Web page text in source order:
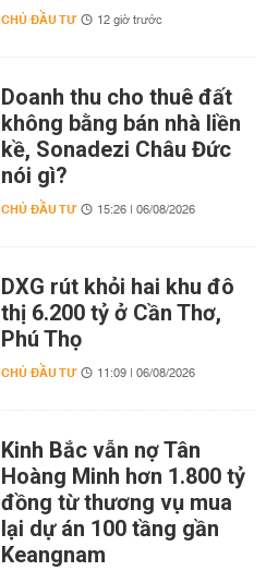
CHỦ ĐẦU TƯ 12 giờ trước
Doanh thu cho thuê đất
không bằng bán nhà liền
kề, Sonadezi Châu Đức
nói gì?
CHỦ ĐẦU TƯ 15:26 | 06/08/2026
DXG rút khỏi hai khu đô
thị 6.200 tỷ ở Cần Thơ,
Phú Thọ
CHỦ ĐẦU TƯ 11:09 | 06/08/2026
Kinh Bắc vẫn nợ Tân
Hoàng Minh hơn 1.800 tỷ
đồng từ thương vụ mua
lại dự án 100 tầng gần
Keangnam